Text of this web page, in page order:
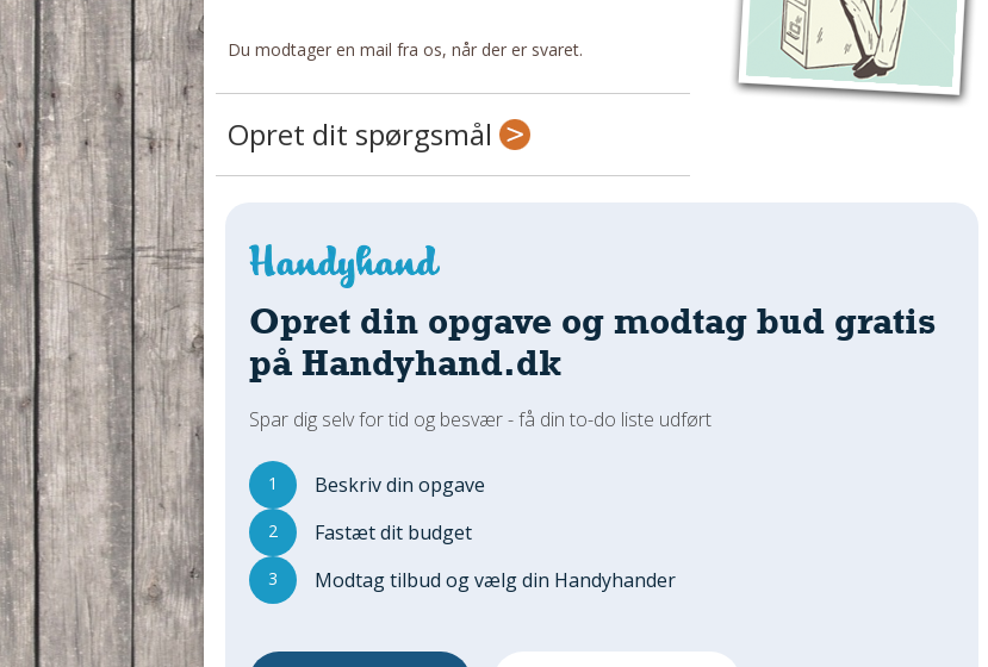
Du modtager en mail fra os, når der er svaret.
Opret dit spørgsmål
Opret din opgave og modtag bud gratis
på Handyhand.dk
Spar dig selv for tid og besvær - få din to-do liste udført
1 Beskriv din opgave
2 Fastæt dit budget
3 Modtag tilbud og vælg din Handyhander